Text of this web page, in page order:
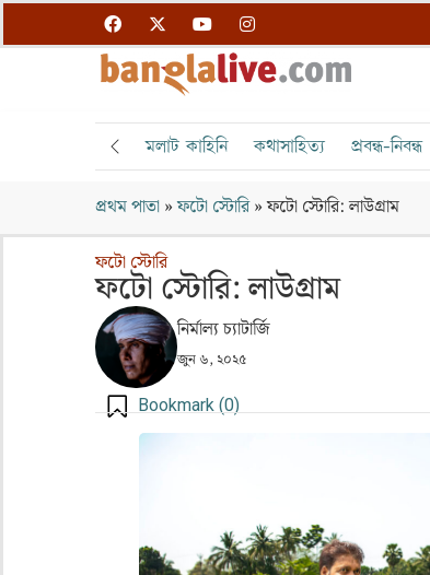
মলাট কাহিনি কথাসাহিত্য প্রবন্ধ-নিবন্ধ
প্রথম পাতা »ফটো স্টোরি»ফটো স্টোরি: লাউগ্রাম
ফটো স্টোরি
ফটো স্টোরি: লাউগ্রাম
নির্মাল্য চ্যাটার্জি
জুন ৬, ২০২৫
Bookmark (0)